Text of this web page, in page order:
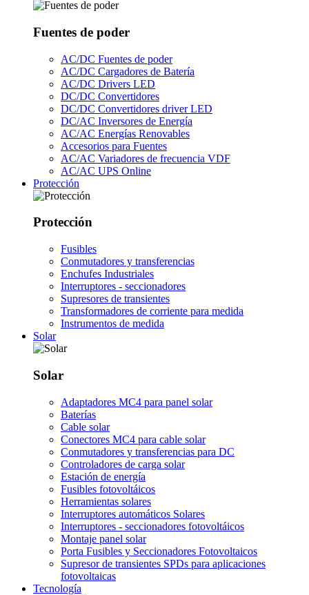
Fuentes de poder
AC/DC Fuentes de poder
AC/DC Cargadores de Batería
AC/DC Drivers LED
DC/DC Convertidores
DC/DC Convertidores driver LED
DC/AC Inversores de Energía
AC/AC Energías Renovables
Accesorios para Fuentes
AC/AC Variadores de frecuencia VDF
AC/AC UPS Online
Protección
Protección
Fusibles
Conmutadores y transferencias
Enchufes Industriales
Interruptores - seccionadores
Supresores de transientes
Transformadores de corriente para medida
Instrumentos de medida
Solar
Solar
Adaptadores MC4 para panel solar
Baterías
Cable solar
Conectores MC4 para cable solar
Conmutadores y transferencias para DC
Controladores de carga solar
Estación de energía
Fusibles fotovoltáicos
Herramientas solares
Interruptores automáticos Solares
Interruptores - seccionadores fotovoltáicos
Montaje panel solar
Porta Fusibles y Seccionadores Fotovoltaicos
Supresor de transientes SPDs para aplicaciones
fotovoltaicas
Tecnología